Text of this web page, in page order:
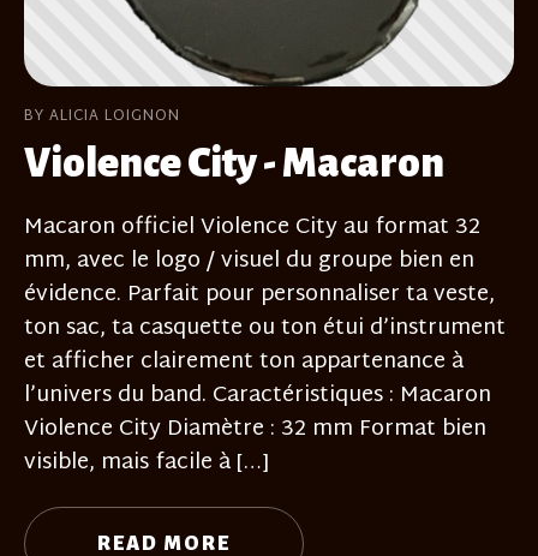
BY ALICIA LOIGNON
Violence City - Macaron
Macaron officiel Violence City au format 32
mm, avec le logo / visuel du groupe bien en
évidence. Parfait pour personnaliser ta veste,
ton sac, ta casquette ou ton étui d’instrument
et afficher clairement ton appartenance à
l’univers du band. Caractéristiques : Macaron
Violence City Diamètre : 32 mm Format bien
visible, mais facile à […]
READ MORE